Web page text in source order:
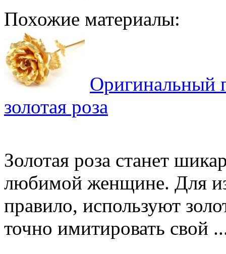
Похожие материалы:
Оригинальный
золотая роза
Золотая роза станет
любимой женщине. Для
правило, используют
точно имитировать свой